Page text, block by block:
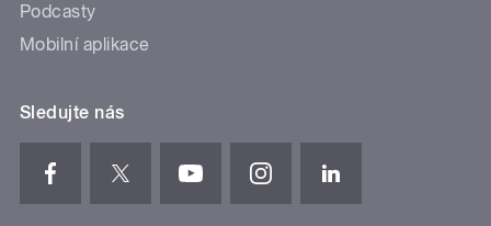
Podcasty
Mobilní aplikace
Sledujte nás